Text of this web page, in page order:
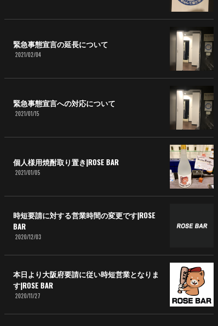
緊急事態宣言の延長について
2021/02/04
緊急事態宣言への対応について
2021/01/15
個人様用焼酎取り置き|ROSE BAR
2021/01/05
時短要請に対する営業時間の変更です|ROSE
BAR
2020/12/03
本日より大阪府要請に従い時短営業となりま
す|ROSE BAR
2020/11/27